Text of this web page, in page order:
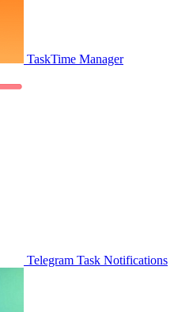
TaskTime Manager
Telegram Task Notifications